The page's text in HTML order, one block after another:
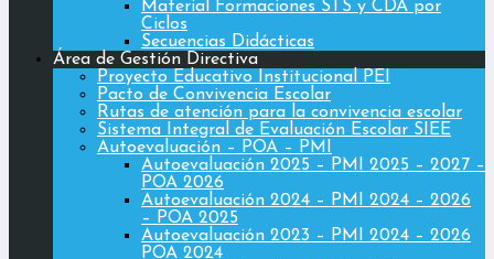
Material Formaciones STS y CDA por
Ciclos
Secuencias Didácticas
Área de Gestión Directiva
Proyecto Educativo Institucional PEI
Pacto de Convivencia Escolar
Rutas de atención para la convivencia escolar
Sistema Integral de Evaluación Escolar SIEE
Autoevaluación – POA – PMI
Autoevaluación 2025 – PMI 2025 – 2027 –
POA 2026
Autoevaluación 2024 – PMI 2024 – 2026
– POA 2025
Autoevaluación 2023 – PMI 2024 – 2026
POA 2024